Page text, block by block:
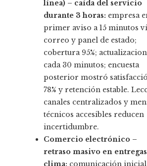
línea) – caída del servicio
durante 3 horas: empresa
primer aviso a 15 minutos
correo y panel de estado;
cobertura 95%;
cada 30 minutos; encuesta
posterior mostró
78% y retención estable.
canales centralizados y
técnicos accesibles reducen
incertidumbre.
Comercio electrónico –
retraso masivo en
clima: comunicación inicial